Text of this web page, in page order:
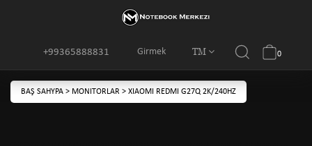
Girmek TM
+99365888831 0
BAŞ SAHYPA > MONITORLAR > XIAOMI REDMI G27Q 2K/240HZ